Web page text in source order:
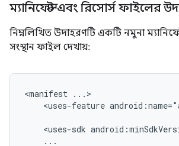
ম্যানিফেস্ট এবং রিসোর্স ফাইলের
নিম্নলিখিত উদাহরণটি একটি নমুনা
সংস্থান ফাইল দেখায়:
<manifest
<uses-feature
<uses-sdk